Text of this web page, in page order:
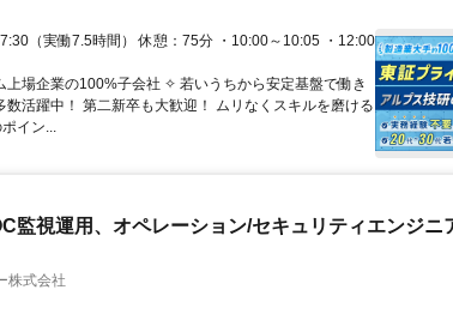
（実働7.5時間） 休憩：75分 ・10:00～10:05 ・12:00
場企業の100%子会社 ✧ 若いうちから安定基盤で働き
活躍中！ 第二新卒も大歓迎！ ムリなくスキルを磨ける
イン...
監視運用、オペレーション/セキュリティエンジニ
株式会社